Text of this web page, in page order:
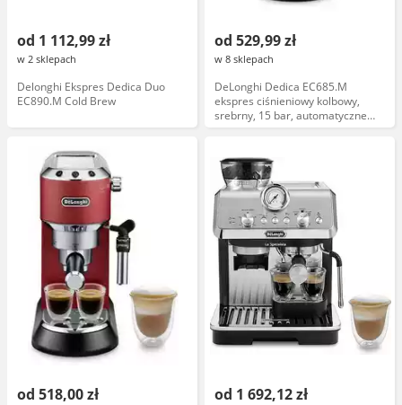
od 1 112,99 zł
w 2 sklepach
Delonghi Ekspres Dedica Duo
EC890.M Cold Brew
od 529,99 zł
w 8 sklepach
DeLonghi Dedica EC685.M
ekspres ciśnieniowy kolbowy,
srebrny, 15 bar, automatyczne
spienianie mleka
od 518,00 zł od 1 692,12 zł